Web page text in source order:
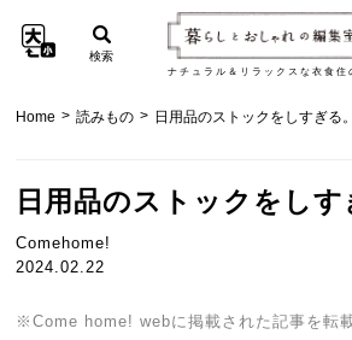
ナチュラル＆リラックスな衣食住
検索
Home > 読みもの > 日用品のストックをしすぎる。
日用品のストックをしす
Comehome!
2024.02.22
※Come home! webに掲載された記事を転